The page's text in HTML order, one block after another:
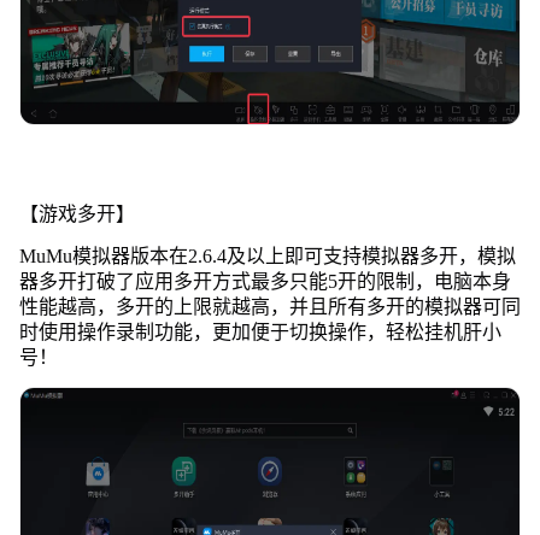
【游戏多开】
MuMu模拟器版本在2.6.4及以上即可支持模拟器多开，模拟
器多开打破了应用多开方式最多只能5开的限制，电脑本身
性能越高，多开的上限就越高，并且所有多开的模拟器可同
时使用操作录制功能，更加便于切换操作，轻松挂机肝小
号！